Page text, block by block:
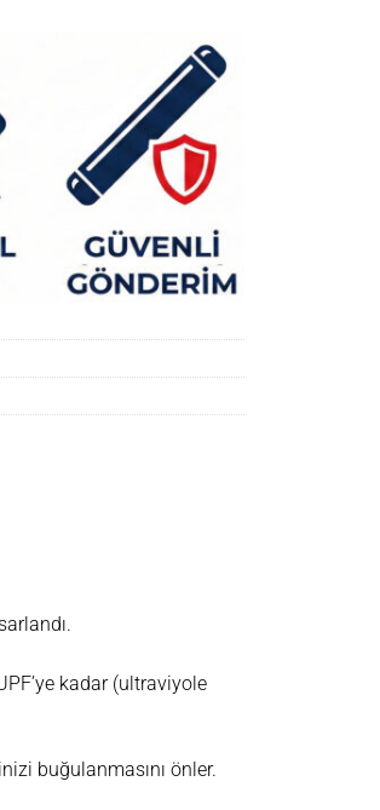
kadar (ultraviyole
buğulanmasını önler.